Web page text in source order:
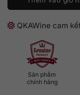
QKAWine cam
Sản phẩm
chính hãng